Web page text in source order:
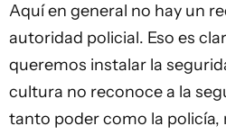
Aquí en general no hay un
autoridad policial. Eso es
queremos instalar la
cultura no reconoce a la
tanto poder como la